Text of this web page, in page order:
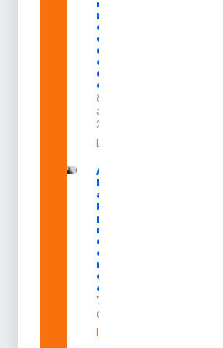
na sede e
nos
cartórios
eleitorais
de todo o
estado nos
dias 10 e 11
de agosto
8 de
agosto de
2026
Leia mais »
Acácio
Favacho
apresenta
balanço
parcial do
mandato
com mais
de R$ 668
milhões
destinados
ao Amapá
7 de agosto
de 2026
Leia mais »